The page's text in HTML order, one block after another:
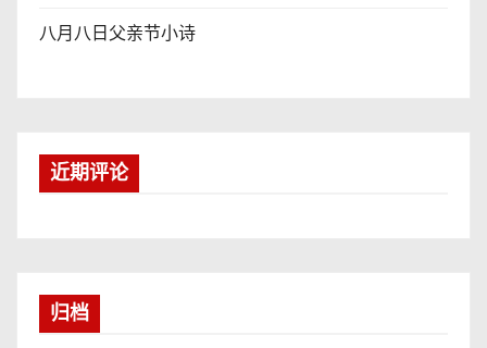
八月八日父亲节小诗
近期评论
归档